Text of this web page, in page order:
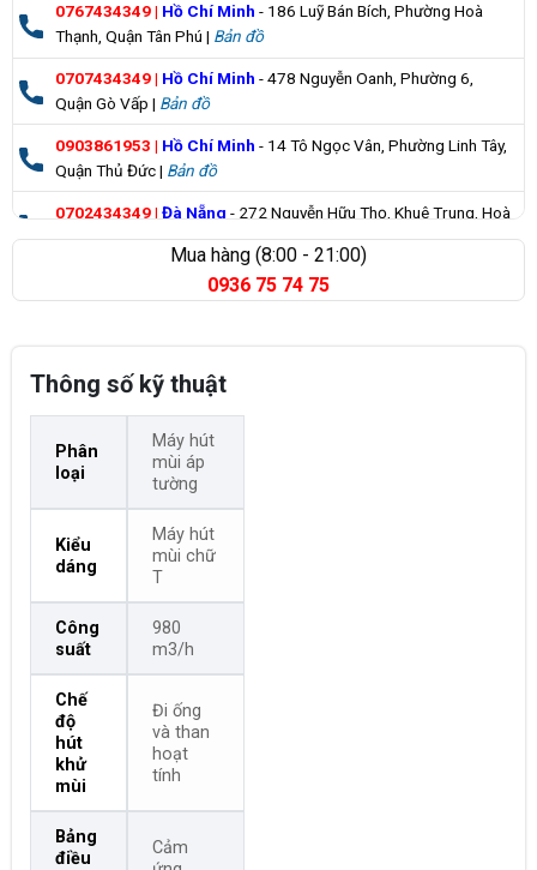
0767434349| Hồ Chí Minh - 186 Luỹ Bán Bích, Phường Hoà
Thạnh, Quận Tân Phú | Bản đồ
0707434349| Hồ Chí Minh - 478 Nguyễn Oanh, Phường 6,
Quận Gò Vấp | Bản đồ
0903861953 | Hồ Chí Minh - 14 Tô Ngọc Vân, Phường Linh Tây,
Quận Thủ Đức | Bản đồ
0702434349| Đà Nẵng - 272 Nguyễn Hữu Thọ, Khuê Trung, Hoà
Cường |Bản đồ
Mua hàng (8:00 - 21:00)
0936 75 74 75
Thông số kỹ thuật
Phân
loại
Máy hút
mùi áp
tường
Kiểu
dáng
Máy hút
mùi chữ
T
Công
suất
980
m3/h
Chế
độ
hút
khử
mùi
Đi ống
và than
hoạt
tính
Bảng
điều
Cảm